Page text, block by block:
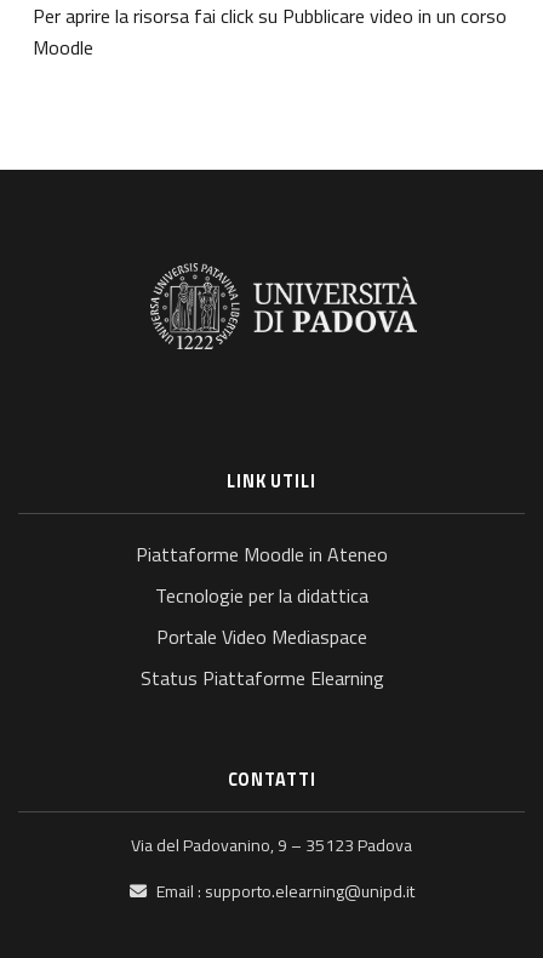
Per aprire la risorsa fai click su Pubblicare video in un corso
Moodle
LINK UTILI
Piattaforme Moodle in Ateneo
Tecnologie per la didattica
Portale Video Mediaspace
Status Piattaforme Elearning
CONTATTI
Via del Padovanino, 9 – 35123 Padova
Email : supporto.elearning@unipd.it